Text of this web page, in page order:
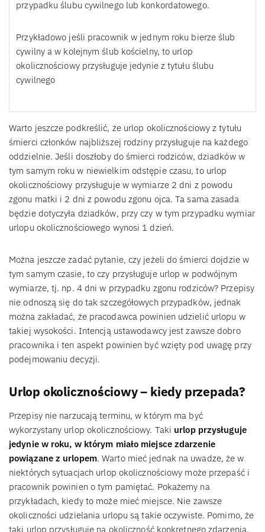
przypadku ślubu cywilnego lub konkordatowego.
Przykładowo jeśli pracownik w jednym roku bierze ślub
cywilny a w kolejnym ślub kościelny, to urlop
okolicznościowy przysługuje jedynie z tytułu ślubu
cywilnego
Warto jeszcze podkreślić, że urlop okolicznościowy z tytułu
śmierci członków najbliższej rodziny przysługuje na każdego
oddzielnie. Jeśli doszłoby do śmierci rodziców, dziadków w
tym samym roku w niewielkim odstępie czasu, to urlop
okolicznościowy przysługuje w wymiarze 2 dni z powodu
zgonu matki i 2 dni z powodu zgonu ojca. Ta sama zasada
będzie dotyczyła dziadków, przy czy w tym przypadku wymiar
urlopu okolicznościowego wynosi 1 dzień.
Można jeszcze zadać pytanie, czy jeżeli do śmierci dojdzie w
tym samym czasie, to czy przysługuje urlop w podwójnym
wymiarze, tj. np. 4 dni w przypadku zgonu rodziców? Przepisy
nie odnoszą się do tak szczegółowych przypadków, jednak
można zakładać, że pracodawca powinien udzielić urlopu w
takiej wysokości. Intencją ustawodawcy jest zawsze dobro
pracownika i ten aspekt powinien być wzięty pod uwagę przy
podejmowaniu decyzji.
Urlop okolicznościowy – kiedy przepada?
Przepisy nie narzucają terminu, w którym ma być
wykorzystany urlop okolicznościowy. Taki urlop przysługuje
jedynie w roku, w którym miało miejsce zdarzenie
powiązane z urlopem. Warto mieć jednak na uwadze, że w
niektórych sytuacjach urlop okolicznościowy może przepaść i
pracownik powinien o tym pamiętać. Pokażemy na
przykładach, kiedy to może mieć miejsce. Nie zawsze
okoliczności udzielania urlopu są takie oczywiste. Pomimo, że
taki urlop przysługuje na okoliczność konkretnego zdarzenia,